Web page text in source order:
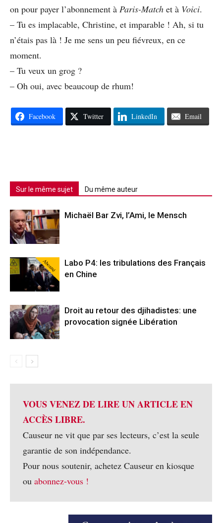
on pour payer l’abonnement à Paris-Match et à Voici.
– Tu es implacable, Christine, et imparable ! Ah, si tu
n’étais pas là ! Je me sens un peu fiévreux, en ce
moment.
– Tu veux un grog ?
– Oh oui, avec beaucoup de rhum!
Facebook Twitter LinkedIn Email
Sur le même sujet Du même auteur
Michaël Bar Zvi, l’Ami, le Mensch
Abonné
Labo P4: les tribulations des Français
en Chine
Droit au retour des djihadistes: une
provocation signée Libération
VOUS VENEZ DE LIRE UN ARTICLE EN
ACCÈS LIBRE.
Causeur ne vit que par ses lecteurs, c’est la seule
garantie de son indépendance.
Pour nous soutenir, achetez Causeur en kiosque
ou abonnez-vous !